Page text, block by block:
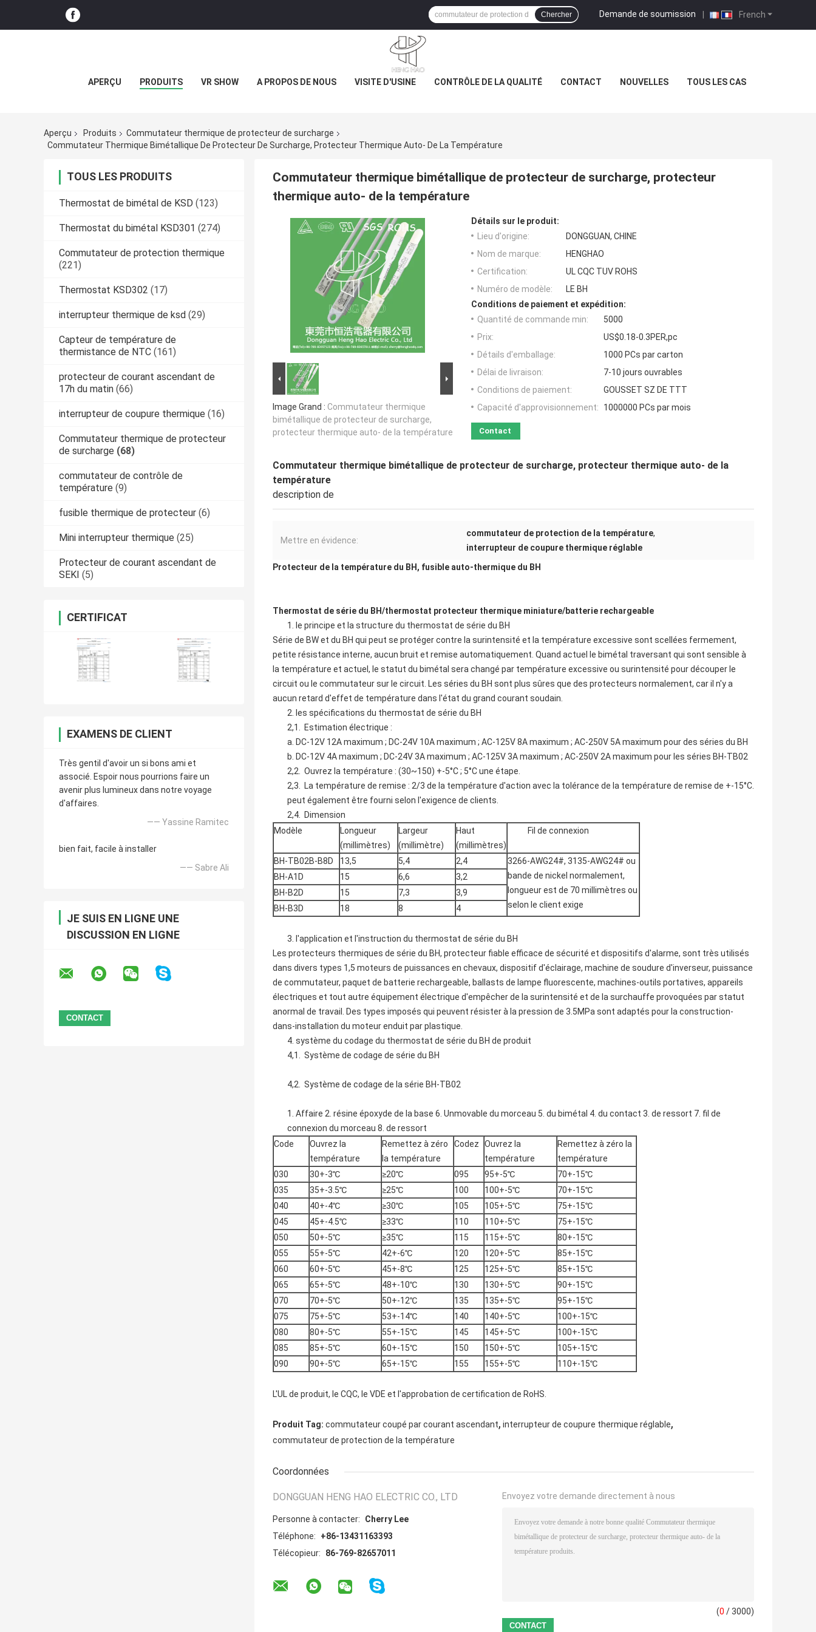
French
Demande de soumission |
Chercher
APERÇU PRODUITS VR SHOW A PROPOS DE NOUS VISITE D'USINE CONTRÔLE DE LA QUALITÉ CONTACT NOUVELLES TOUS LES CAS
Aperçu Produits
Commutateur thermique de protecteur de surcharge
Commutateur Thermique Bimétallique De Protecteur De Surcharge, Protecteur Thermique Auto- De La Température
TOUS LES PRODUITS
Thermostat de bimétal de KSD (123)
Thermostat du bimétal KSD301 (274)
Commutateur de protection thermique
(221)
Thermostat KSD302 (17)
interrupteur thermique de ksd (29)
Capteur de température de
thermistance de NTC (161)
protecteur de courant ascendant de
17h du matin (66)
interrupteur de coupure thermique (16)
Commutateur thermique de protecteur
de surcharge (68)
commutateur de contrôle de
température (9)
fusible thermique de protecteur (6)
Mini interrupteur thermique (25)
Protecteur de courant ascendant de
SEKI (5)
CERTIFICAT
EXAMENS DE CLIENT
Très gentil d'avoir un si bons ami et
associé. Espoir nous pourrions faire un
avenir plus lumineux dans notre voyage
d'affaires.
—— Yassine Ramitec
bien fait, facile à installer
—— Sabre Ali
JE SUIS EN LIGNE UNE
DISCUSSION EN LIGNE
Commutateur thermique bimétallique de protecteur de surcharge, protecteur
thermique auto- de la température
Image Grand : Commutateur thermique
bimétallique de protecteur de surcharge,
protecteur thermique auto- de la température
Détails sur le produit:
Lieu d'origine:
DONGGUAN, CHINE
Nom de marque:
HENGHAO
Certification:
UL CQC TUV ROHS
Numéro de modèle:
LE BH
Conditions de paiement et expédition:
Quantité de commande min:
5000
Prix:
US$0.18-0.3PER,pc
Détails d'emballage:
1000 PCs par carton
Délai de livraison:
7-10 jours ouvrables
Conditions de paiement:
GOUSSET SZ DE TTT
Capacité d'approvisionnement:
1000000 PCs par mois
Contact
Commutateur thermique bimétallique de protecteur de surcharge, protecteur thermique auto- de la
température
description de
Mettre en évidence:
commutateur de protection de la température,
interrupteur de coupure thermique réglable
Protecteur de la température du BH, fusible auto-thermique du BH
Thermostat de série du BH/thermostat protecteur thermique miniature/batterie rechargeable
1. le principe et la structure du thermostat de série du BH
Série de BW et du BH qui peut se protéger contre la surintensité et la température excessive sont scellées fermement,
petite résistance interne, aucun bruit et remise automatiquement. Quand actuel le bimétal traversant qui sont sensible à
la température et actuel, le statut du bimétal sera changé par température excessive ou surintensité pour découper le
circuit ou le commutateur sur le circuit. Les séries du BH sont plus sûres que des protecteurs normalement, car il n'y a
aucun retard d'effet de température dans l'état du grand courant soudain.
2. les spécifications du thermostat de série du BH
2,1. Estimation électrique :
a. DC-12V 12A maximum ; DC-24V 10A maximum ; AC-125V 8A maximum ; AC-250V 5A maximum pour des séries du BH
b. DC-12V 4A maximum ; DC-24V 3A maximum ; AC-125V 3A maximum ; AC-250V 2A maximum pour les séries BH-TB02
2,2. Ouvrez la température : (30~150) +-5°C ; 5°C une étape.
2,3. La température de remise : 2/3 de la température d'action avec la tolérance de la température de remise de +-15°C.
peut également être fourni selon l'exigence de clients.
2,4. Dimension
Modèle
Longueur
(millimètres)
Largeur
(millimètre)
Haut
(millimètres)
Fil de connexion
BH-TB02B-B8D 13,5 5,4 2,4
3266-AWG24#, 3135-AWG24# ou
bande de nickel normalement,
longueur est de 70 millimètres ou
selon le client exige
BH-A1D 15 6,6
3,2
BH-B2D
15 7,3
3,9
BH-B3D
18 8 4
3. l'application et l'instruction du thermostat de série du BH
Les protecteurs thermiques de série du BH, protecteur fiable efficace de sécurité et dispositifs d'alarme, sont très utilisés
dans divers types 1,5 moteurs de puissances en chevaux, dispositif d'éclairage, machine de soudure d'inverseur, puissance
de commutateur, paquet de batterie rechargeable, ballasts de lampe fluorescente, machines-outils portatives, appareils
électriques et tout autre équipement électrique d'empêcher de la surintensité et de la surchauffe provoquées par statut
anormal de travail. Des types imposés qui peuvent résister à la pression de 3.5MPa sont adaptés pour la construction-
dans-installation du moteur enduit par plastique.
4. système du codage du thermostat de série du BH de produit
4,1. Système de codage de série du BH
4,2. Système de codage de la série BH-TB02
1. Affaire 2. résine époxyde de la base 6. Unmovable du morceau 5. du bimétal 4. du contact 3. de ressort 7. fil de
connexion du morceau 8. de ressort
Code
Ouvrez la
température
Remettez à zéro
la température
Codez
Ouvrez la
température
Remettez à zéro la
température
030
30+-3℃ ≥20℃ 095 95+-5℃
70+-15℃
035
35+-3.5℃ ≥25℃ 100 100+-5℃
70+-15℃
040
40+-4℃ ≥30℃ 105 105+-5℃
75+-15℃
045
45+-4.5℃ ≥33℃ 110 110+-5℃
75+-15℃
050
50+-5℃ ≥35℃ 115 115+-5℃
80+-15℃
055
55+-5℃ 42+-6℃ 120 120+-5℃
85+-15℃
060
60+-5℃ 45+-8℃ 125 125+-5℃
85+-15℃
065
65+-5℃ 48+-10℃ 130 130+-5℃
90+-15℃
070
70+-5℃ 50+-12℃ 135 135+-5℃
95+-15℃
075
75+-5℃ 53+-14℃ 140 140+-5℃
100+-15℃
080
80+-5℃ 55+-15℃ 145 145+-5℃
100+-15℃
085
85+-5℃ 60+-15℃ 150 150+-5℃
105+-15℃
090
90+-5℃ 65+-15℃ 155 155+-5℃ 110+-15℃
L'UL de produit, le CQC, le VDE et l'approbation de certification de RoHS.
Produit Tag: commutateur coupé par courant ascendant, interrupteur de coupure thermique réglable,
commutateur de protection de la température
Coordonnées
DONGGUAN HENG HAO ELECTRIC CO., LTD
Personne à contacter:
Cherry Lee
Téléphone:
+86-13431163393
Télécopieur:
86-769-82657011
Envoyez votre demande directement à nous
(0 / 3000)